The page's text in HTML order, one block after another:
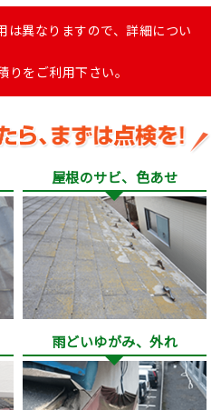
は異なりますので、詳細につい
をご利用下さい。
屋根のサビ、色あせ
雨どいゆがみ、外れ